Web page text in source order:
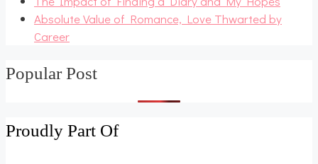
Absolute Value of Romance, Love Thwarted by
Career
Popular Post
Proudly Part Of